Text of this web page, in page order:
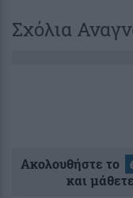
Σχόλια
Ακολουθήστε το
και